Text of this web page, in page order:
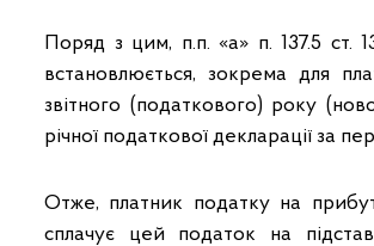
Поряд з цим, п.п. «а» п. 137.5 ст.
встановлюється, зокрема для
звітного (податкового) року
річної податкової декларації за
Отже, платник податку на
сплачує цей податок на